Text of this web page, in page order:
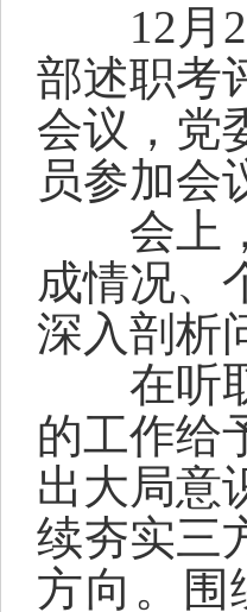
12月
部述职考
会议，党
员参加会
会上
成情况、
深入剖析
在听
的工作给
出大局意
续夯实三
方向。
围